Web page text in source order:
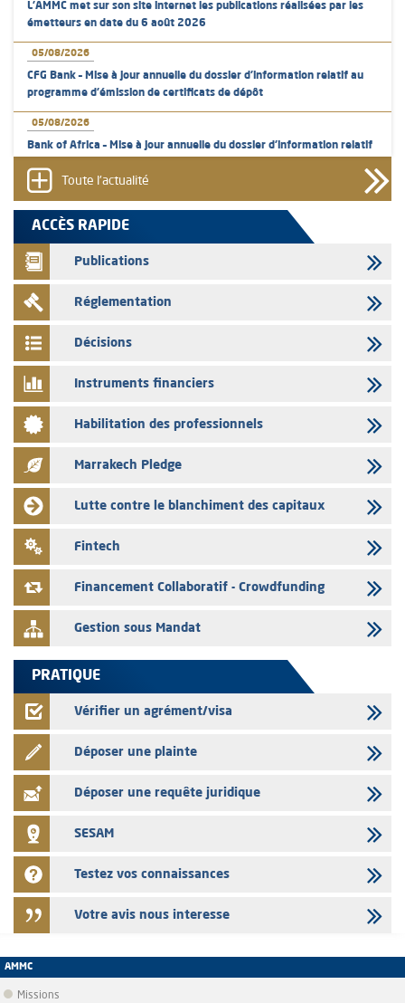
L’AMMC met sur son site internet les publications réalisées par les
émetteurs en date du 6 août 2026
05/08/2026
CFG Bank – Mise à jour annuelle du dossier d’information relatif au
programme d'émission de certificats de dépôt
05/08/2026
Bank of Africa – Mise à jour annuelle du dossier d’information relatif
05/08/2026
L’AMMC met sur son site internet les publications réalisées par les
émetteurs en date du 5 août 2026
04/08/2026
L’AMMC met sur son site internet les publications réalisées par les
émetteurs en date du 4 août 2026
Saham Bank – Mise à jour annuelle du dossier d’information relatif au
03/08/2026
L’AMMC met sur son site internet les publications réalisées par les
émetteurs en date du 3 août 2026
03/08/2026
Liste des agréments et visas d'OPCVM accordés par l'AMMC pour le
mois de juillet 2026
03/08/2026
L' AMMC publie les indicateurs mensuels du marché des capitaux pour
le mois de Juin 2026
Toute l'actualité
ACCÈS RAPIDE
Publications
Réglementation
Décisions
Instruments financiers
Habilitation des professionnels
Marrakech Pledge
Lutte contre le blanchiment des capitaux
Fintech
Financement Collaboratif - Crowdfunding
Gestion sous Mandat
PRATIQUE
Vérifier un agrément/visa
Déposer une plainte
Déposer une requête juridique
SESAM
Testez vos connaissances
Votre avis nous interesse
AMMC
Missions